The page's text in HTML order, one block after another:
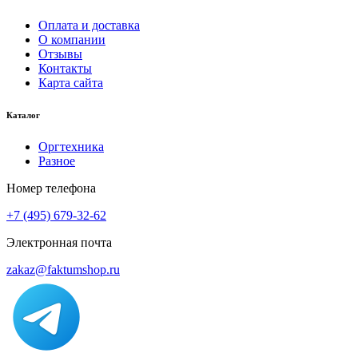
Оплата и доставка
О компании
Отзывы
Контакты
Карта сайта
Каталог
Оргтехника
Разное
Номер телефона
+7 (495) 679-32-62
Электронная почта
zakaz@faktumshop.ru